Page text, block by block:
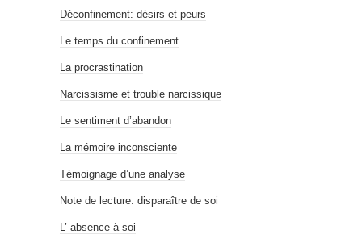
Déconfinement: désirs et peurs
Le temps du confinement
La procrastination
Narcissisme et trouble narcissique
Le sentiment d’abandon
La mémoire inconsciente
Témoignage d’une analyse
Note de lecture: disparaître de soi
L’ absence à soi